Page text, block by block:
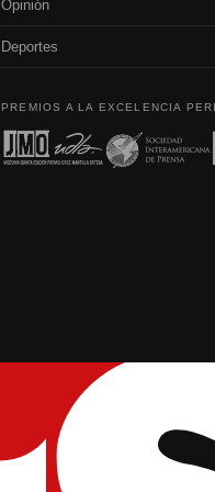
Opinión
Deportes
PREMIOS A LA EXCELENCIA